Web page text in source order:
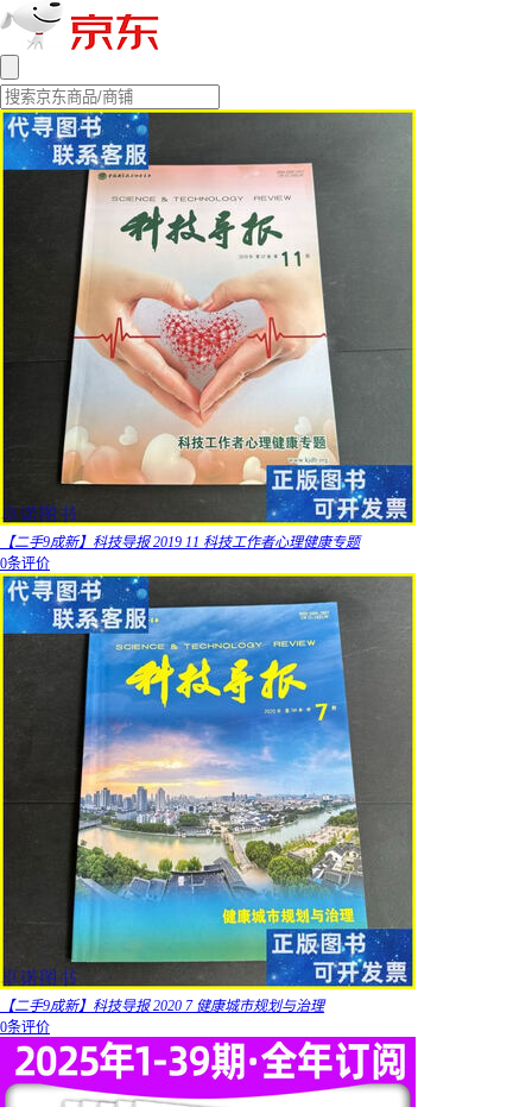
【二手9成新】科技导报 2019 11 科技工作者心理健康专题
0条评价
【二手9成新】科技导报 2020 7 健康城市规划与治理
0条评价